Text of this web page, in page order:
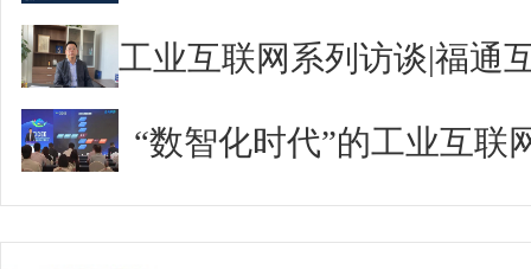
“数智化时代”的工业互联